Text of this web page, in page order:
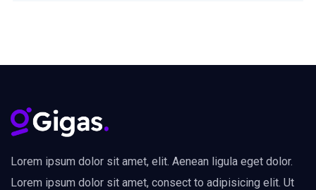
Lorem ipsum dolor sit amet, elit. Aenean ligula eget dolor.
Lorem ipsum dolor sit amet, consect to adipisicing elit. Ut